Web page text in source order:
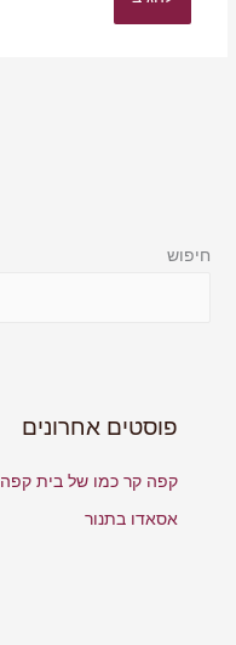
חיפוש
פוסטים אחרונים
קפה קר כמו של בית קפה
אסאדו בתנור